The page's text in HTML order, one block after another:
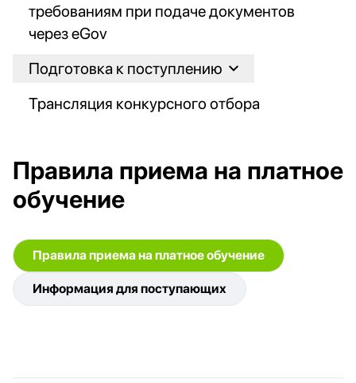
требованиям при подаче документов
через eGov
Подготовка к поступлению
Трансляция конкурсного отбора
Правила приема на платное
обучение
Правила приема на платное обучение
Информация для поступающих